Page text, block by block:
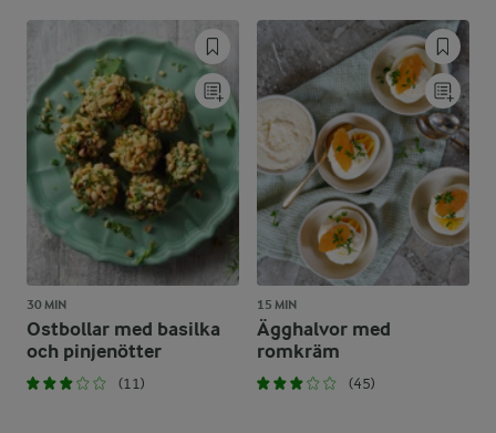
30 MIN
Ostbollar med basilka
och pinjenötter
(11)
15 MIN
Ägghalvor med
romkräm
(45)